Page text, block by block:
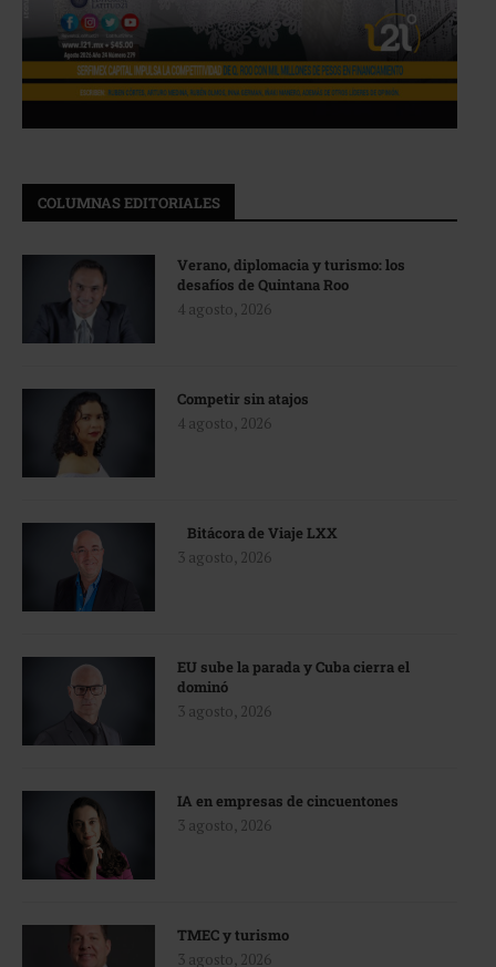
COLUMNAS EDITORIALES
Verano, diplomacia y turismo: los
desafíos de Quintana Roo
4 agosto, 2026
Competir sin atajos
4 agosto, 2026
Bitácora de Viaje LXX
3 agosto, 2026
EU sube la parada y Cuba cierra el
dominó
3 agosto, 2026
IA en empresas de cincuentones
3 agosto, 2026
TMEC y turismo
3 agosto, 2026